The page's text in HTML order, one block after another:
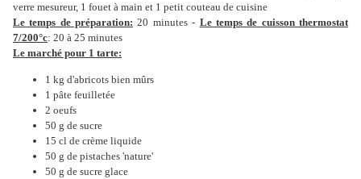
verre mesureur, 1 fouet à main et 1 petit couteau de cuisine
Le temps de préparation: 20 minutes - Le temps de cuisson thermostat
7/200°c: 20 à 25 minutes
Le marché pour 1 tarte:
1 kg d'abricots bien mûrs
1 pâte feuilletée
2 oeufs
50 g de sucre
15 cl de crème liquide
50 g de pistaches 'nature'
50 g de sucre glace